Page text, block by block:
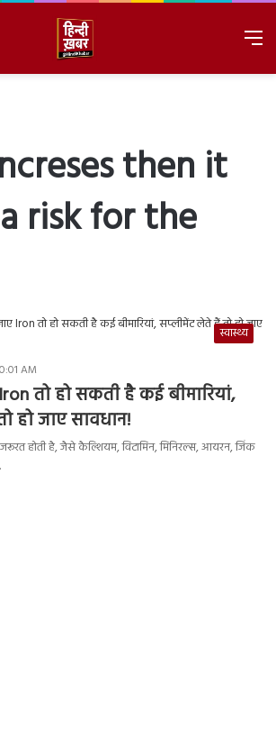
then it
risk for the
स्वास्थ्य
AM
तो हो सकती है कई बीमारियां,
हो जाए सावधान!
होती है, जैसे कैल्शियम, विटामिन, मिनिरल्स, आयरन, जिंक